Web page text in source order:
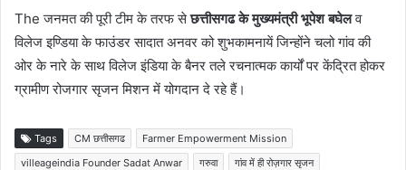
The जनमत की पूरी टीम के तरफ सेछत्तीसगढ के मुख्यमंत्री भूपेश बघेलव
विलेज इण्डिया के फाउंडर सादात अनवर को शुभकामनायें जिन्होंने चलो गांव की
ओर के नारे के साथ विलेज इंडिया के बैनर तले रचनात्मक कार्यों पर केंद्रित होकर
ग्रामीण रोजगार सृजन मिशन में योगदान दे रहे हैं।
Tags CM छत्तीसगढ
Farmer Empowerment Mission
villeageindia Founder Sadat Anwar
गरुवा
गांव में ही रोज़गार सृजन